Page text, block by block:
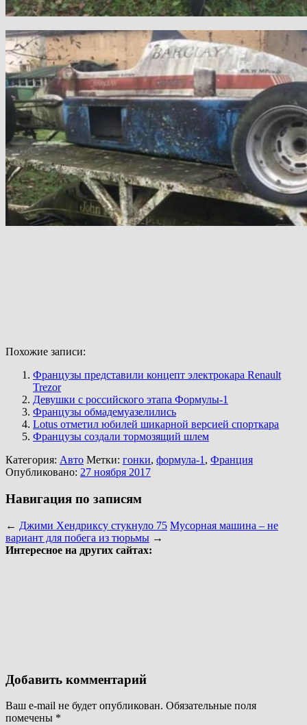
Похожие записи:
Французы представили концепт электрокара Renault
Trezor
Девушки с российского этапа Формулы-1
Французы обмадемуазелились
Lotus отметил юбилей шикарной версией спорткара
Французы создали тормозящий шлем
Категория: Авто Метки: гонки, формула-1 , Франция
Опубликовано: 27 ноября 2017
Навигация по записям
← Джими Хендриксу стукнуло 75 Мусорная машина – не
вариант для побега из тюрьмы →
Интересное на других сайтах:
Добавить комментарий
Ваш e-mail не будет опубликован. Обязательные поля
помечены *